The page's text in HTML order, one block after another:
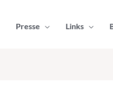
Presse Links